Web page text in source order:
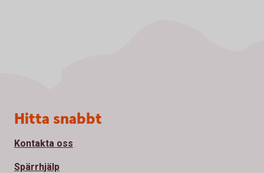
Sidfot
Hitta snabbt
Kontakta oss
Spärrhjälp